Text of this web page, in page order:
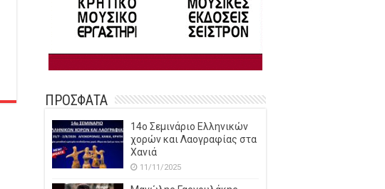
ΠΡΟΣΦΑΤΑ
14o Σεμινάριο Ελληνικών
χορών και Λαογραφίας στα
Χανιά
11/11/2025